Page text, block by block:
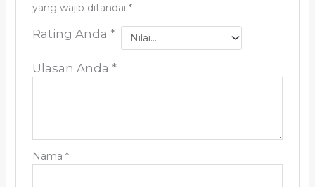
yang wajib ditandai *
Rating Anda *
Ulasan Anda *
Nama *